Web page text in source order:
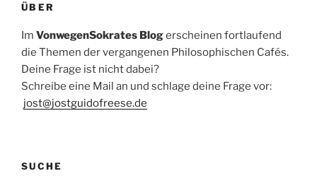
ÜBER
Im VonwegenSokrates Blogerscheinen fortlaufend
die Themen der vergangenen Philosophischen Cafés.
Deine Frage ist nicht dabei?
Schreibe eine Mail an und schlage deine Frage vor:
jost@jostguidofreese.de
SUCHE